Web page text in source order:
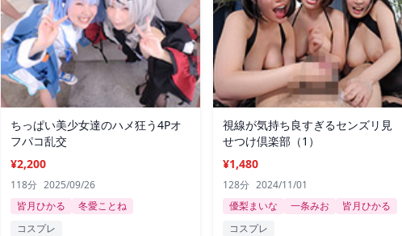
ちっぱい美少女達のハメ狂う4Pオ
フパコ乱交
¥2,200
118分 2025/09/26
皆月ひかる
冬愛ことね
コスプレ
視線が気持ち良すぎるセンズリ見
せつけ倶楽部（1）
¥1,480
128分 2024/11/01
優梨まいな
一条みお
皆月ひかる
コスプレ